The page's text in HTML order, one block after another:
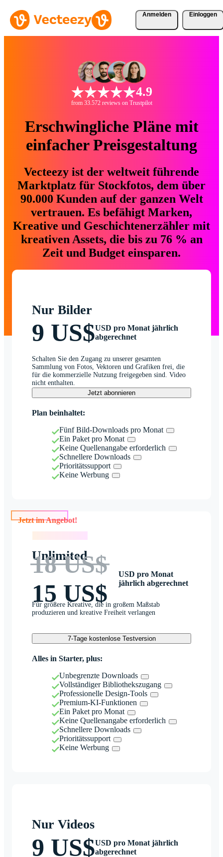
Anmelden Einloggen
4.9
from 33.572 reviews on Trustpilot
Erschwingliche Pläne mit
einfacher Preisgestaltung
Vecteezy ist der weltweit führende
Marktplatz für Stockfotos, dem über
90.000 Kunden auf der ganzen Welt
vertrauen. Es befähigt Marken,
Kreative und Geschichtenerzähler mit
kreativen Assets, die bis zu 76 % an
Zeit und Budget einsparen.
Nur Bilder
9 US$USD pro Monat jährlich
abgerechnet
Schalten Sie den Zugang zu unserer gesamten
Sammlung von Fotos, Vektoren und Grafiken frei, die
für die kommerzielle Nutzung freigegeben sind. Video
nicht enthalten.
Jetzt abonnieren
Plan beinhaltet:
Fünf Bild-Downloads pro Monat
Ein Paket pro Monat
Keine Quellenangabe erforderlich
Schnellere Downloads
Prioritätssupport
Keine Werbung
Jetzt im Angebot!
Unlimited
18 US$
15 US$
USD pro Monat
jährlich abgerechnet
Für größere Kreative, die in großem Maßstab
produzieren und kreative Freiheit verlangen
7-Tage kostenlose Testversion
Alles in Starter, plus:
Unbegrenzte Downloads
Vollständiger Bibliothekszugang
Professionelle Design-Tools
Premium-KI-Funktionen
Ein Paket pro Monat
Keine Quellenangabe erforderlich
Schnellere Downloads
Prioritätssupport
Keine Werbung
Nur Videos
9 US$USD pro Monat jährlich
abgerechnet